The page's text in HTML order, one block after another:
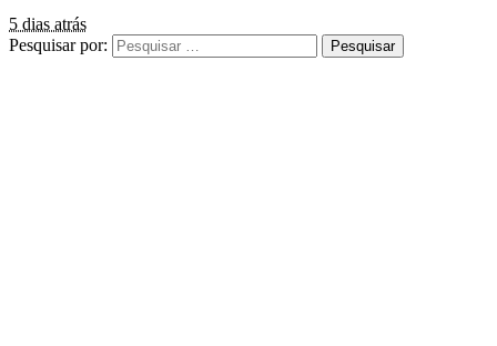
5 dias atrás
Pesquisar por: